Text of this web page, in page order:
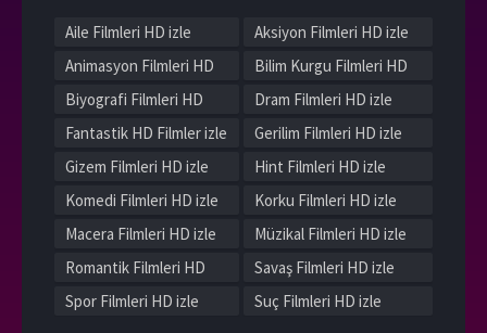
Aile Filmleri HD izle
Aksiyon Filmleri HD izle
Animasyon Filmleri HD
izle
Bilim Kurgu Filmleri HD
izle
Biyografi Filmleri HD
izle
Dram Filmleri HD izle
Fantastik HD Filmler izle
Gerilim Filmleri HD izle
Gizem Filmleri HD izle
Hint Filmleri HD izle
Komedi Filmleri HD izle
Korku Filmleri HD izle
Macera Filmleri HD izle
Müzikal Filmleri HD izle
Romantik Filmleri HD
izle
Savaş Filmleri HD izle
Spor Filmleri HD izle
Suç Filmleri HD izle